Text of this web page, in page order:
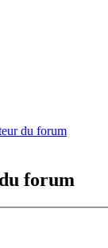
du forum
forum